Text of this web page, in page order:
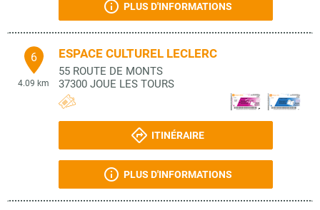
PLUS D'INFORMATIONS
6
4.09 km
ESPACE CULTUREL LECLERC
55 ROUTE DE MONTS
37300 JOUE LES TOURS
ITINÉRAIRE
PLUS D'INFORMATIONS